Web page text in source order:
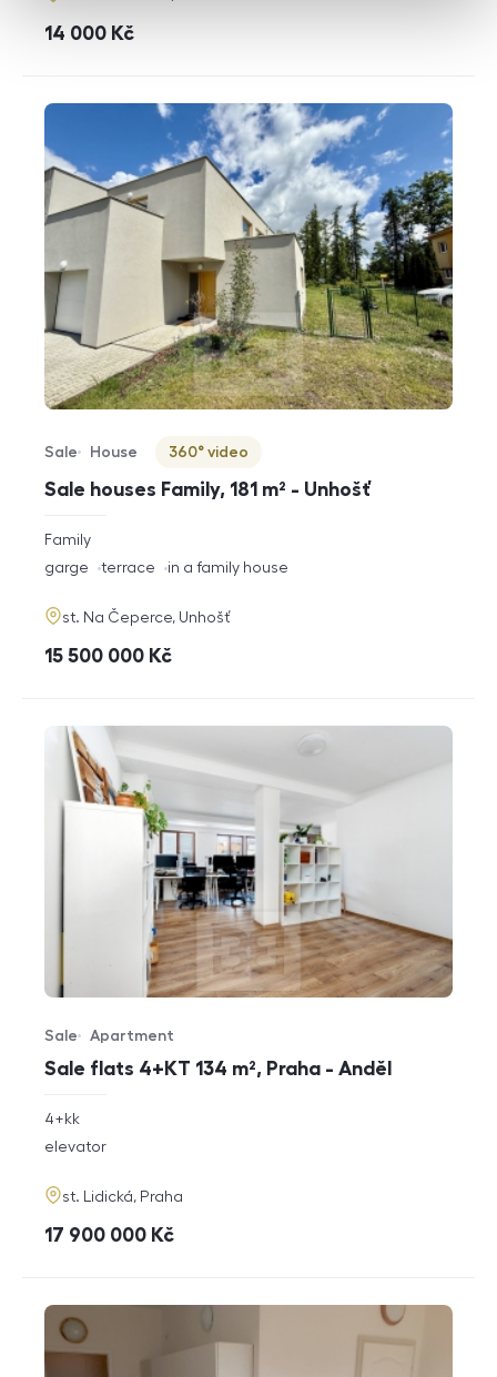
cena
14 000 Kč
Sale houses Family, 181 m² - Unhošť
Offer type
Sale
Property type
House
Virtuální prohlídka
360° video
rozměry
disposition
Family
funkce
garge terrace in a family house
adresa
st. Na Čeperce, Unhošť
cena
15 500 000 Kč
Sale flats 4+KT 134 m², Praha - Anděl
Offer type
Sale
Property type
Apartment
rozměry
4+kk
funkce
elevator
adresa
st. Lidická, Praha
cena
17 900 000 Kč